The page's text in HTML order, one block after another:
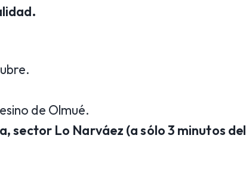
de Olmué.
sector Lo Narváez (a sólo 3 minutos del